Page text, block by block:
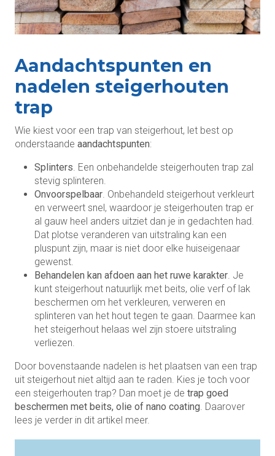
Aandachtspunten en
nadelen steigerhouten
trap
Wie kiest voor een trap van steigerhout, let best op
onderstaande aandachtspunten:
Splinters . Een onbehandelde steigerhouten trap zal
stevig splinteren.
Onvoorspelbaar . Onbehandeld steigerhout verkleurt
en verweert snel, waardoor je steigerhouten trap er
al gauw heel anders uitziet dan je in gedachten had.
Dat plotse veranderen van uitstraling kan een
pluspunt zijn, maar is niet door elke huiseigenaar
gewenst.
Behandelen kan afdoen aan het ruwe karakter . Je
kunt steigerhout natuurlijk met beits, olie verf of lak
beschermen om het verkleuren, verweren en
splinteren van het hout tegen te gaan. Daarmee kan
het steigerhout helaas wel zijn stoere uitstraling
verliezen.
Door bovenstaande nadelen is het plaatsen van een trap
uit steigerhout niet altijd aan te raden. Kies je toch voor
een steigerhouten trap? Dan moet je de trap goed
beschermen met beits, olie of nano coating . Daarover
lees je verder in dit artikel meer.